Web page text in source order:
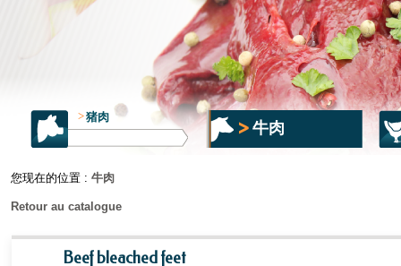
>猪肉
牛肉
您现在的位置 : 牛肉
Retour au catalogue
Beef bleached feet